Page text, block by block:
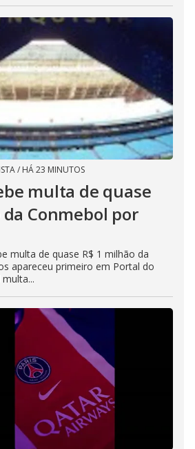
/ HÁ 23 MINUTOS
multa de quase
da Conmebol por
multa de quase R$ 1 milhão da
apareceu primeiro em Portal do